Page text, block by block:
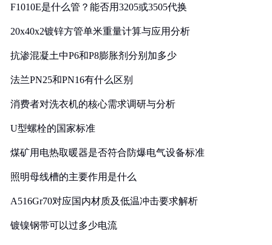
F1010E是什么管？能否用3205或3505代换
20x40x2镀锌方管单米重量计算与应用分析
抗渗混凝土中P6和P8膨胀剂分别加多少
法兰PN25和PN16有什么区别
消费者对洗衣机的核心需求调研与分析
U型螺栓的国家标准
煤矿用电热取暖器是否符合防爆电气设备标准
照明母线槽的主要作用是什么
A516Gr70对应国内材质及低温冲击要求解析
镀镍钢带可以过多少电流